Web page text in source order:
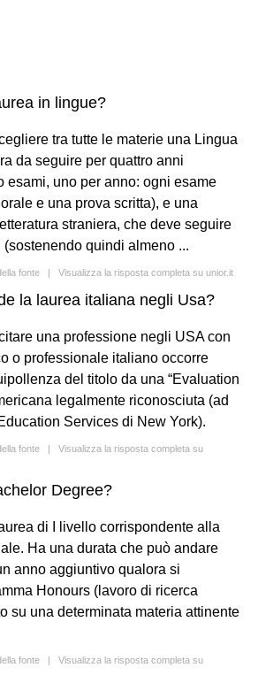
in lingue?
tra tutte le materie una Lingua
da seguire per quattro anni
esami, uno per anno: ogni esame
e una prova scritta), e una
straniera, che deve seguire
quindi almeno ...
fonte | Visualizza la risposta completa su unior.it
la laurea italiana negli Usa?
una professione negli USA con
o professionale italiano occorre
del titolo da una “Evaluation
legalmente riconosciuta (ad
Services di New York).
fonte | Visualizza la risposta completa su
Degree?
di I livello corrispondente alla
Ha una durata che può andare
anno aggiuntivo qualora si
Honours (lavoro di ricerca
su una determinata materia attinente
fonte | Visualizza la risposta completa su